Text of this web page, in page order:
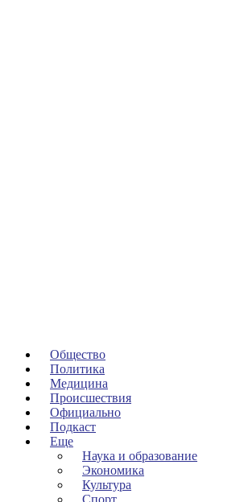
Общество
Политика
Медицина
Происшествия
Официально
Подкаст
Еще
Наука и образование
Экономика
Культура
Спорт